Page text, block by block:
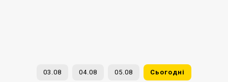
03.08 04.08 05.08 Сьогодні